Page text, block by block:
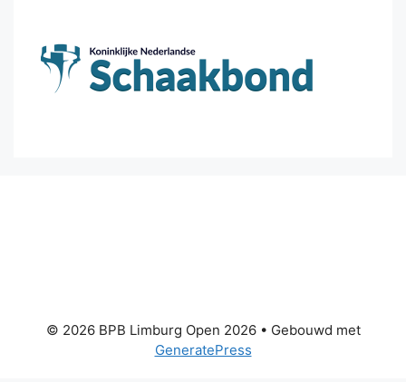
© 2026 BPB Limburg Open 2026• Gebouwd met
GeneratePress